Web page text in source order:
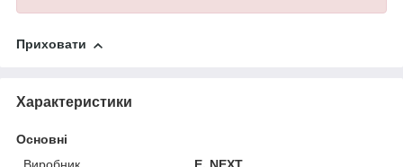
Приховати
Характеристики
Основні